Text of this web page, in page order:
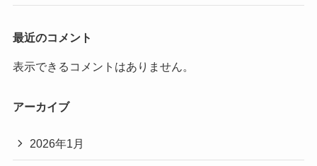
最近のコメント
表示できるコメントはありません。
アーカイブ
2026年1月